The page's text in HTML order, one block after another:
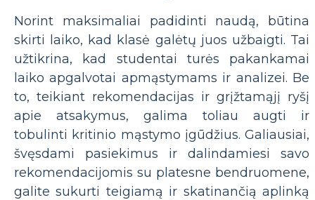
Norint maksimaliai padidinti naudą, būtina
skirti laiko, kad klasė galėtų juos užbaigti. Tai
užtikrina, kad studentai turės pakankamai
laiko apgalvotai apmąstymams ir analizei. Be
to, teikiant rekomendacijas ir grįžtamąjį ryšį
apie atsakymus, galima toliau augti ir
tobulinti kritinio mąstymo įgūdžius. Galiausiai,
švęsdami pasiekimus ir dalindamiesi savo
rekomendacijomis su platesne bendruomene,
galite sukurti teigiamą ir skatinančią aplinką